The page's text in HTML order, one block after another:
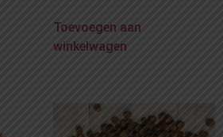
Toevoegen aan
winkelwagen